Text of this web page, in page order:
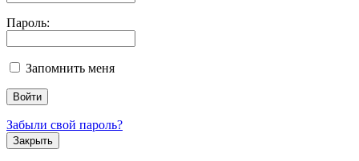
Пароль:
Запомнить меня
Забыли свой пароль?
Закрыть